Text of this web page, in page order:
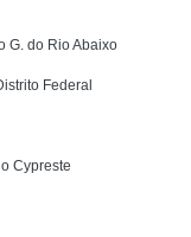
G. do Rio Abaixo
Federal
Cypreste